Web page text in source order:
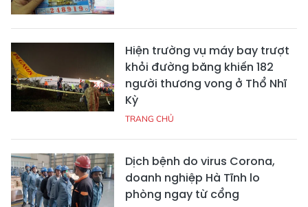
Hiện trường vụ máy bay trượt
khỏi đường băng khiến 182
người thương vong ở Thổ Nhĩ
Kỳ
TRANG CHỦ
Dịch bệnh do virus Corona,
doanh nghiệp Hà Tĩnh lo
phòng ngay từ cổng